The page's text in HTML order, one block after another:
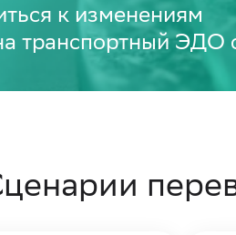
к изменениям
транспортный